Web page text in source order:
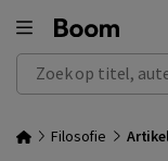
Zoek op titel,
Filosofie